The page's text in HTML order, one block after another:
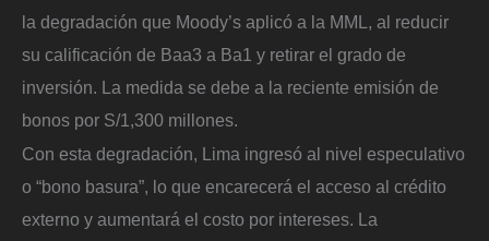
la degradación que Moody’s aplicó a la MML, al reducir
su calificación de Baa3 a Ba1 y retirar el grado de
inversión. La medida se debe a la reciente emisión de
bonos por S/1,300 millones.
Con esta degradación, Lima ingresó al nivel especulativo
o “bono basura”, lo que encarecerá el acceso al crédito
externo y aumentará el costo por intereses. La